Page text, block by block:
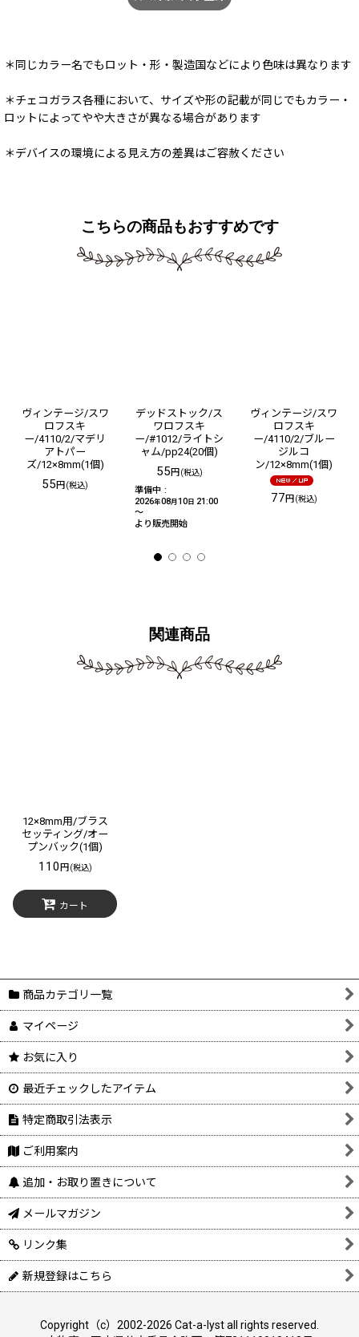
＊同じカラー名でもロット・形・製造国などにより色味は異なります
＊チェコガラス各種において、サイズや形の記載が同じでもカラー・
ロットによってやや大きさが異なる場合があります
＊デバイスの環境による見え方の差異はご容赦ください
こちらの商品もおすすめです
ヴィンテージ/スワ
ロフスキ
ー/4110/2/マデリ
アトパー
ズ/12×8mm(1個)
55円 (税込)
デッドストック/ス
ワロフスキ
ー/#1012/ライトシ
ャム/pp24(20個)
55 円 (税込)
準備中 :
2026年08月 10日 21:00
～
より販売開始
ヴィンテージ/スワ
ロフスキ
ー/4110/2/ブルー
ジルコ
ン/12×8mm(1個)
77 円 (税込)
関連商品
12×8mm用/ブラス
セッティング/オー
プンバック(1個)
110 円 (税込)
カート
商品カテゴリ一覧
マイページ
お気に入り
最近チェックしたアイテム
特定商取引法表示
ご利用案内
追加・お取り置きについて
メールマガジン
リンク集
新規登録はこちら
Copyright（c）2002-2026 Cat-a-lyst all rights reserved.